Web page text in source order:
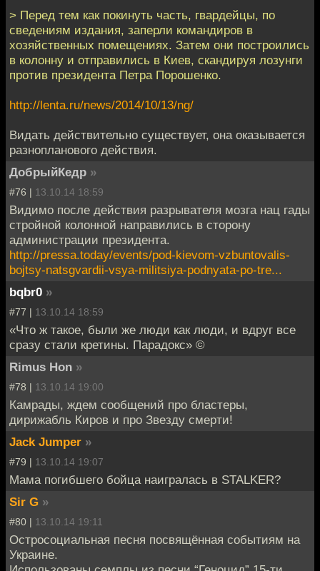
> Перед тем как покинуть часть, гвардейцы, по
сведениям издания, заперли командиров в
хозяйственных помещениях. Затем они построились
в колонну и отправились в Киев, скандируя лозунги
против президента Петра Порошенко.
http://lenta.ru/news/2014/10/13/ng/
Видать действительно существует, она оказывается
разнопланового действия.
ДобрыйКедр »
#76 | 13.10.14 18:59
Видимо после действия разрывателя мозга нац гады
стройной колонной направились в сторону
администрации президента.
http://pressa.today/events/pod-kievom-vzbuntovalis-
bojtsy-natsgvardii-vsya-militsiya-podnyata-po-tre...
bqbr0 »
#77 | 13.10.14 18:59
«Что ж такое, были же люди как люди, и вдруг все
сразу стали кретины. Парадокс» ©
Rimus Hon »
#78 | 13.10.14 19:00
Камрады, ждем сообщений про бластеры,
дирижабль Киров и про Звезду смерти!
Jack Jumper »
#79 | 13.10.14 19:07
Мама погибшего бойца наигралась в STALKER?
Sir G »
#80 | 13.10.14 19:11
Остросоциальная песня посвящённая событиям на
Украине.